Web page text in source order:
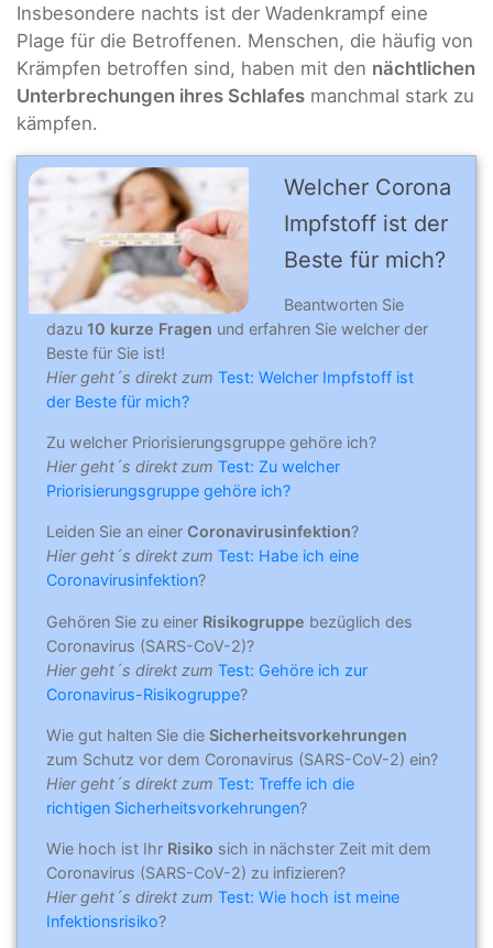
Insbesondere nachts ist der Wadenkrampf eine
Plage für die Betroffenen. Menschen, die häufig von
Krämpfen betroffen sind, haben mit den nächtlichen
Unterbrechungen ihres Schlafes manchmal stark zu
kämpfen.
Welcher Corona
Impfstoff ist der
Beste für mich?
Beantworten Sie
dazu 10 kurze Fragen und erfahren Sie welcher der
Beste für Sie ist!
Hier geht´s direkt zum Test: Welcher Impfstoff ist
der Beste für mich?
Zu welcher Priorisierungsgruppe gehöre ich?
Hier geht´s direkt zum Test: Zu welcher
Priorisierungsgruppe gehöre ich?
Leiden Sie an einer Coronavirusinfektion?
Hier geht´s direkt zum Test: Habe ich eine
Coronavirusinfektion?
Gehören Sie zu einer Risikogruppe bezüglich des
Coronavirus (SARS-CoV-2)?
Hier geht´s direkt zum Test: Gehöre ich zur
Coronavirus-Risikogruppe?
Wie gut halten Sie die Sicherheitsvorkehrungen
zum Schutz vor dem Coronavirus (SARS-CoV-2) ein?
Hier geht´s direkt zum Test: Treffe ich die
richtigen Sicherheitsvorkehrungen?
Wie hoch ist Ihr Risiko sich in nächster Zeit mit dem
Coronavirus (SARS-CoV-2) zu infizieren?
Hier geht´s direkt zum Test: Wie hoch ist meine
Infektionsrisiko?